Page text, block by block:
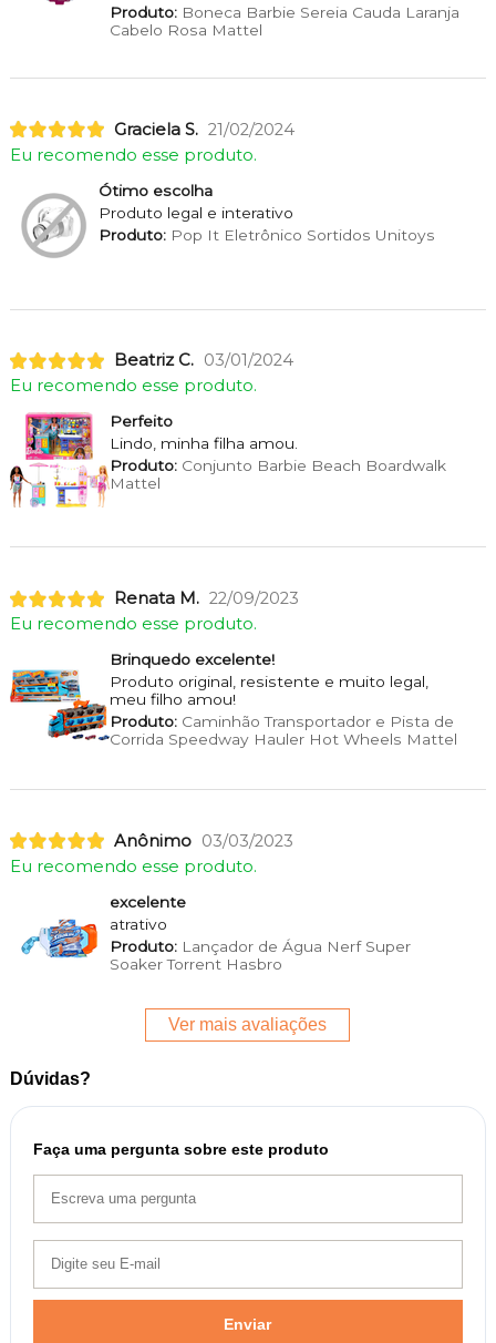
Produto:Boneca Barbie Sereia Cauda Laranja
Cabelo Rosa Mattel
Graciela S. 21/02/2024
Eu recomendo esse produto.
Ótimo escolha
Produto legal e interativo
Produto:Pop It Eletrônico Sortidos Unitoys
Beatriz C. 03/01/2024
Eu recomendo esse produto.
Perfeito
Lindo, minha filha amou.
Produto:Conjunto Barbie Beach Boardwalk
Mattel
Renata M. 22/09/2023
Eu recomendo esse produto.
Brinquedo excelente!
Produto original, resistente e muito legal,
meu filho amou!
Produto:Caminhão Transportador e Pista de
Corrida Speedway Hauler Hot Wheels Mattel
Anônimo 03/03/2023
Eu recomendo esse produto.
excelente
atrativo
Produto:Lançador de Água Nerf Super
Soaker Torrent Hasbro
Ver mais avaliações
Dúvidas?
Faça uma pergunta sobre este produto
Enviar